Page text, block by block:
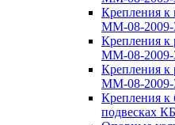
Крепления
ММ-08-2009-
Крепления к
ММ-08-2009-
Крепления к
ММ-08-2009-
Крепления к
подвесках